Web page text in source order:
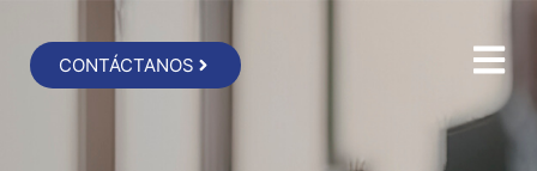
CONTÁCTANOS